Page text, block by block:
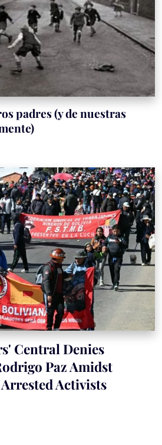
padres (y de nuestras
Central Denies
Paz Amidst
Activists